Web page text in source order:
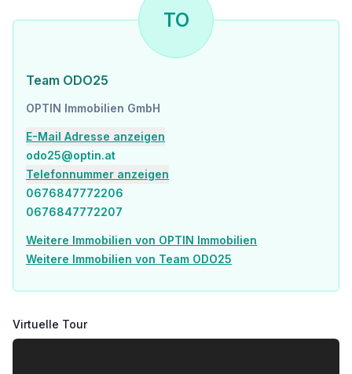
TO
Team ODO25
OPTIN Immobilien GmbH
E-Mail Adresse anzeigen
odo25@optin.at
Telefonnummer anzeigen
0676847772206
0676847772207
Weitere Immobilien von OPTIN Immobilien
Weitere Immobilien von Team ODO25
Virtuelle Tour